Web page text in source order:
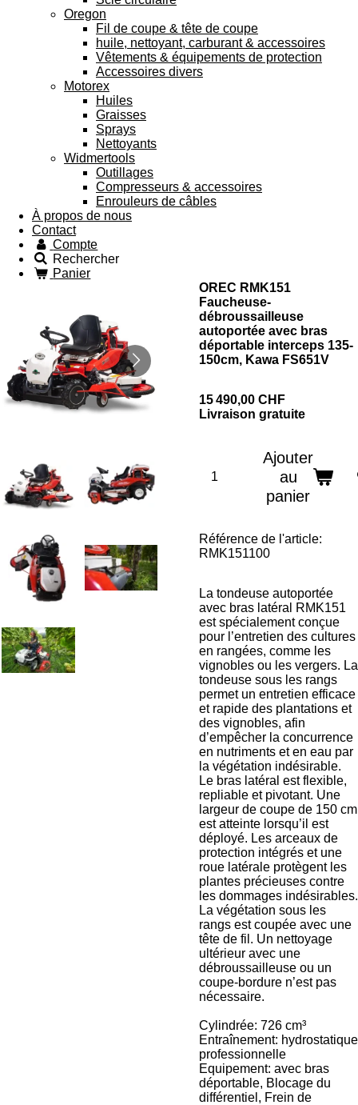
Oregon
Fil de coupe & tête de coupe
huile, nettoyant, carburant & accessoires
Vêtements & équipements de protection
Accessoires divers
Motorex
Huiles
Graisses
Sprays
Nettoyants
Widmertools
Outillages
Compresseurs & accessoires
Enrouleurs de câbles
À propos de nous
Contact
Compte
Rechercher
Panier
OREC RMK151
Faucheuse-
débroussailleuse
autoportée avec bras
déportable interceps 135-
150cm, Kawa FS651V
15 490,00 CHF
Livraison gratuite
Ajouter
au
panier
Référence de l'article:
RMK151100
La tondeuse autoportée
avec bras latéral RMK151
est spécialement conçue
pour l’entretien des cultures
en rangées, comme les
vignobles ou les vergers. La
tondeuse sous les rangs
permet un entretien efficace
et rapide des plantations et
des vignobles, afin
d’empêcher la concurrence
en nutriments et en eau par
la végétation indésirable.
Le bras latéral est flexible,
repliable et pivotant. Une
largeur de coupe de 150 cm
est atteinte lorsqu’il est
déployé. Les arceaux de
protection intégrés et une
roue latérale protègent les
plantes précieuses contre
les dommages indésirables.
La végétation sous les
rangs est coupée avec une
tête de fil. Un nettoyage
ultérieur avec une
débroussailleuse ou un
coupe-bordure n’est pas
nécessaire.
Cylindrée: 726 cm³
Entraînement: hydrostatique
professionnelle
Equipement: avec bras
déportable, Blocage du
différentiel, Frein de